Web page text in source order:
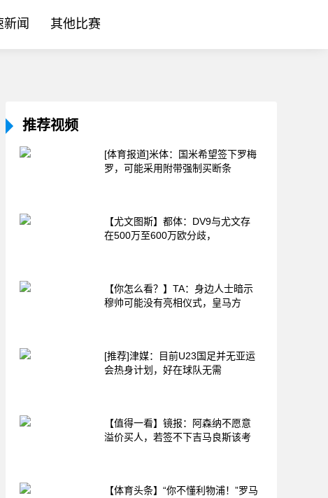
新闻 其他比赛
推荐视频
[体育报道]米体：国米希望签下罗梅
罗，可能采用附带强制买断条
【尤文图斯】都体：DV9与尤文存
在500万至600万欧分歧，
【你怎么看？】TA：身边人士暗示
穆帅可能没有亮相仪式，皇马方
[推荐]津媒：目前U23国足并无亚运
会热身计划，好在球队无需
【值得一看】镜报：阿森纳不愿意
溢价买人，若签不下吉马良斯该考
【体育头条】“你不懂利物浦！”罗马